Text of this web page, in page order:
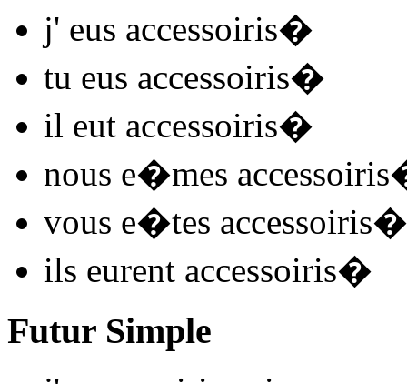
j' eus accessoiris�
tu eus accessoiris�
il eut accessoiris�
nous e�mes accessoiris
vous e�tes accessoiris�
ils eurent accessoiris�
Futur Simple